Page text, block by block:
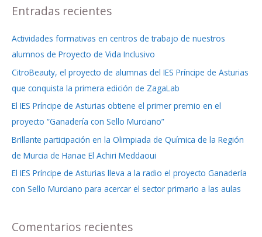
c
o
r
:
Entradas recientes
Actividades formativas en centros de trabajo de nuestros
alumnos de Proyecto de Vida Inclusivo
CitroBeauty, el proyecto de alumnas del IES Príncipe de Asturias
que conquista la primera edición de ZagaLab
El IES Príncipe de Asturias obtiene el primer premio en el
proyecto “Ganadería con Sello Murciano”
Brillante participación en la Olimpiada de Química de la Región
de Murcia de Hanae El Achiri Meddaoui
El IES Príncipe de Asturias lleva a la radio el proyecto Ganadería
con Sello Murciano para acercar el sector primario a las aulas
Comentarios recientes